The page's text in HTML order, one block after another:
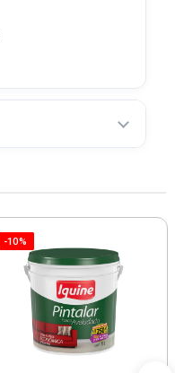
-10%